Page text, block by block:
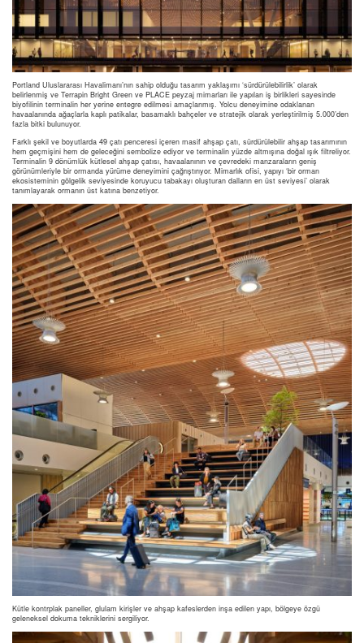
Portland Uluslararası Havalimanı’nın sahip olduğu tasarım yaklaşımı ‘sürdürülebilirlik’ olarak
belirlenmiş ve Terrapin Bright Green ve PLACE peyzaj mimarları ile yapılan iş birlikleri sayesinde
biyofilinin terminalin her yerine entegre edilmesi amaçlanmış. Yolcu deneyimine odaklanan
havaalanında ağaçlarla kaplı patikalar, basamaklı bahçeler ve stratejik olarak yerleştirilmiş 5.000’den
fazla bitki bulunuyor.
Farklı şekil ve boyutlarda 49 çatı penceresi içeren masif ahşap çatı, sürdürülebilir ahşap tasarımının
hem geçmişini hem de geleceğini sembolize ediyor ve terminalin yüzde altmışına doğal ışık filtreliyor.
Terminalin 9 dönümlük kütlesel ahşap çatısı, havaalanının ve çevredeki manzaraların geniş
görünümleriyle bir ormanda yürüme deneyimini çağrıştırıyor. Mimarlık ofisi, yapıyı ‘bir orman
ekosisteminin gölgelik seviyesinde koruyucu tabakayı oluşturan dalların en üst seviyesi’ olarak
tanımlayarak ormanın üst katına benzetiyor.
Kütle kontrplak paneller, glulam kirişler ve ahşap kafeslerden inşa edilen yapı, bölgeye özgü
geleneksel dokuma tekniklerini sergiliyor.